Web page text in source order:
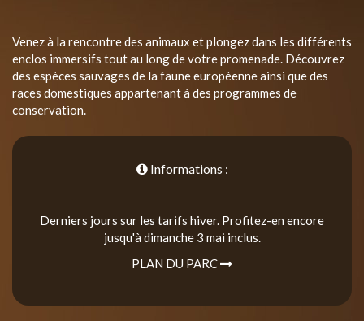
Venez à la rencontre des animaux et plongez dans les différents
enclos immersifs tout au long de votre promenade. Découvrez
des espèces sauvages de la faune européenne ainsi que des
races domestiques appartenant à des programmes de
conservation.
Informations :
Derniers jours sur les tarifs hiver. Profitez-en encore
jusqu'à dimanche 3 mai inclus.
PLAN DU PARC